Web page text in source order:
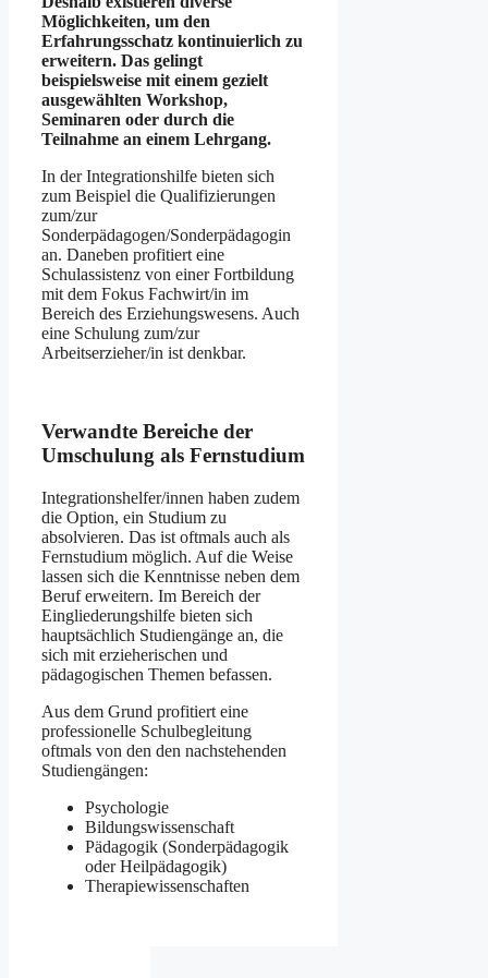
Möglichkeiten, um den
Erfahrungsschatz kontinuierlich zu
erweitern. Das gelingt
beispielsweise mit einem gezielt
ausgewählten Workshop,
Seminaren oder durch die
Teilnahme an einem Lehrgang.
In der Integrationshilfe bieten sich
zum Beispiel die Qualifizierungen
zum/zur
Sonderpädagogen/Sonderpädagogin
an. Daneben profitiert eine
Schulassistenz von einer Fortbildung
mit dem Fokus Fachwirt/in im
Bereich des Erziehungswesens. Auch
eine Schulung zum/zur
Arbeitserzieher/in ist denkbar.
Verwandte Bereiche der
Umschulung als Fernstudium
Integrationshelfer/innen haben zudem
die Option, ein Studium zu
absolvieren. Das ist oftmals auch als
Fernstudium möglich. Auf die Weise
lassen sich die Kenntnisse neben dem
Beruf erweitern. Im Bereich der
Eingliederungshilfe bieten sich
hauptsächlich Studiengänge an, die
sich mit erzieherischen und
pädagogischen Themen befassen.
Aus dem Grund profitiert eine
professionelle Schulbegleitung
oftmals von den den nachstehenden
Studiengängen:
Psychologie
Bildungswissenschaft
Pädagogik (Sonderpädagogik
oder Heilpädagogik)
Therapiewissenschaften